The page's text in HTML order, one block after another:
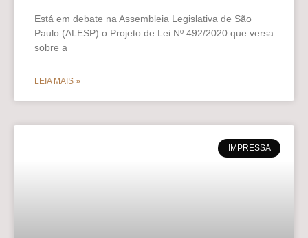
Está em debate na Assembleia Legislativa de São
Paulo (ALESP) o Projeto de Lei Nº 492/2020 que versa
sobre a
LEIA MAIS »
IMPRESSA